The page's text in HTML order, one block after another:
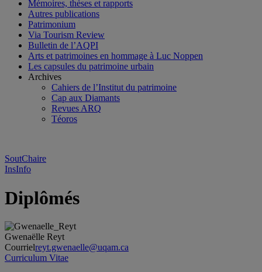
Mémoires, thèses et rapports
Autres publications
Patrimonium
Via Tourism Review
Bulletin de l’AQPI
Arts et patrimoines en hommage à Luc Noppen
Les capsules du patrimoine urbain
Archives
Cahiers de l’Institut du patrimoine
Cap aux Diamants
Revues ARQ
Téoros
SoutChaire
InsInfo
Diplômés
Gwenaëlle Reyt
Courrielreyt.gwenaelle@uqam.ca
Curriculum Vitae